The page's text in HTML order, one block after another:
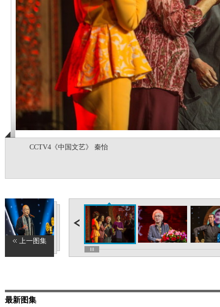
CCTV4《中国文艺》 秦怡
上一图集
最新图集